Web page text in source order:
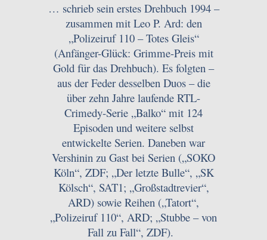
… schrieb sein erstes Drehbuch 1994 –
zusammen mit Leo P. Ard: den
„Polizeiruf 110 – Totes Gleis“
(Anfänger-Glück: Grimme-Preis mit
Gold für das Drehbuch). Es folgten –
aus der Feder desselben Duos – die
über zehn Jahre laufende RTL-
Crimedy-Serie „Balko“ mit 124
Episoden und weitere selbst
entwickelte Serien. Daneben war
Vershinin zu Gast bei Serien („SOKO
Köln“, ZDF; „Der letzte Bulle“, „SK
Kölsch“, SAT1; „Großstadtrevier“,
ARD) sowie Reihen („Tatort“,
„Polizeiruf 110“, ARD; „Stubbe – von
Fall zu Fall“, ZDF).